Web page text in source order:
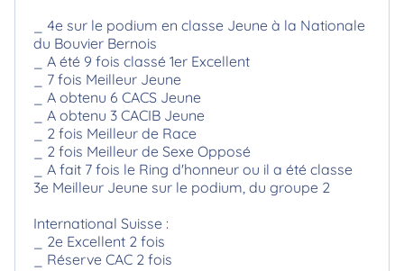
_ 4e sur le podium en classe Jeune à la Nationale
du Bouvier Bernois
_ A été 9 fois classé 1er Excellent
_ 7 fois Meilleur Jeune
_ A obtenu 6 CACS Jeune
_ A obtenu 3 CACIB Jeune
_ 2 fois Meilleur de Race
_ 2 fois Meilleur de Sexe Opposé
_ A fait 7 fois le Ring d'honneur ou il a été classe
3e Meilleur Jeune sur le podium, du groupe 2
International Suisse :
_ 2e Excellent 2 fois
_ Réserve CAC 2 fois